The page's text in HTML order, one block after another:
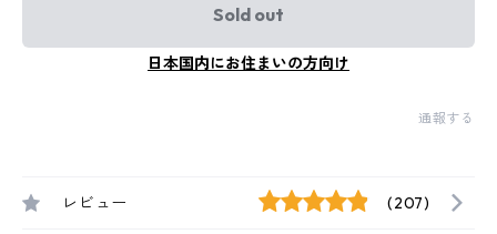
Sold out
日本国内にお住まいの方向け
通報する
レビュー (207)